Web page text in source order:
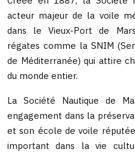
acteur majeur de la voile
dans le Vieux-Port de
régates comme la SNIM
de Méditerranée) qui attire
du monde entier.
La Société Nautique de
engagement dans la
et son école de voile
important dans la vie